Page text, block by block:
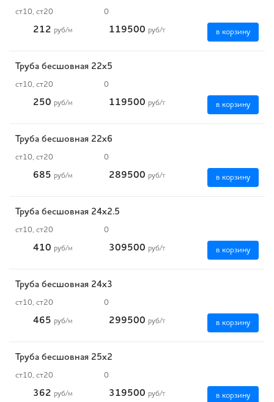
ст10, ст20 0
212 руб/м 119500 руб/т в корзину
Труба бесшовная 22х5
ст10, ст20 0
250 руб/м 119500 руб/т в корзину
Труба бесшовная 22х6
ст10, ст20 0
685 руб/м 289500 руб/т в корзину
Труба бесшовная 24х2.5
ст10, ст20 0
410 руб/м 309500 руб/т в корзину
Труба бесшовная 24х3
ст10, ст20 0
465 руб/м 299500 руб/т в корзину
Труба бесшовная 25х2
ст10, ст20 0
362 руб/м 319500 руб/т в корзину